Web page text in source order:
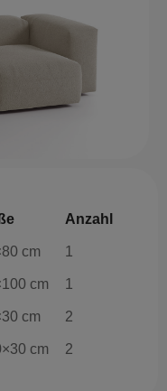
Anzahl
cm 1
cm 1
cm 2
cm 2